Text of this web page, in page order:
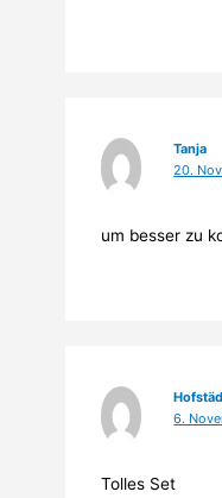
Tanja
20.
um besser zu
6.
Tolles Set